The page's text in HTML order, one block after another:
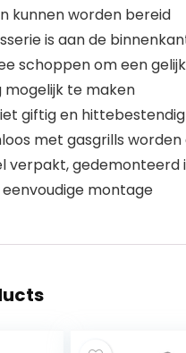
kunnen worden bereid
is aan de
schoppen om een
te maken
giftig en
met gasgrills
verpakt, gedemonteerd
montage